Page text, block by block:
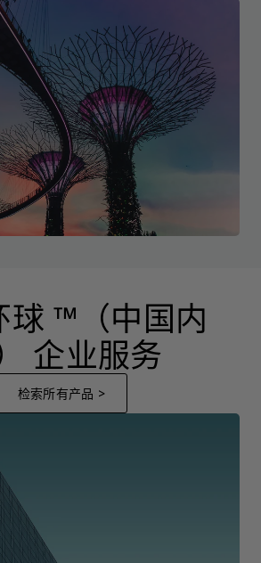
球 ™（中国内
企业服务
检索所有产品 >